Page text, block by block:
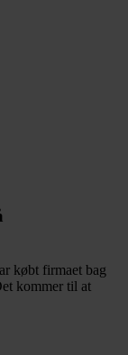
købt firmaet bag
kommer til at